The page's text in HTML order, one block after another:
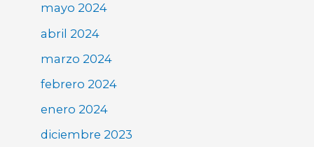
mayo 2024
abril 2024
marzo 2024
febrero 2024
enero 2024
diciembre 2023